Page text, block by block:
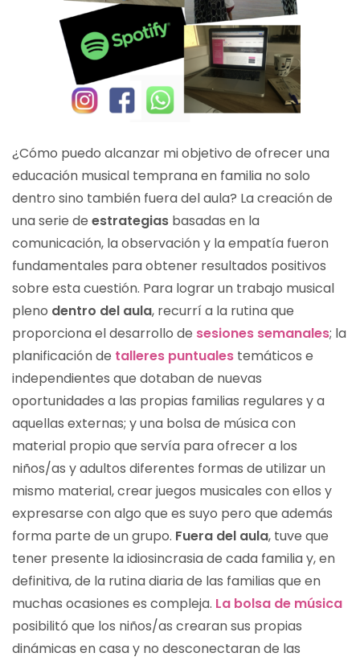
¿Cómo puedo alcanzar mi objetivo de ofrecer una
educación musical temprana en familia no solo
dentro sino también fuera del aula? La creación de
una serie de estrategias basadas en la
comunicación, la observación y la empatía fueron
fundamentales para obtener resultados positivos
sobre esta cuestión. Para lograr un trabajo musical
pleno dentro del aula, recurrí a la rutina que
proporciona el desarrollo de sesiones semanales; la
planificación de talleres puntuales temáticos e
independientes que dotaban de nuevas
oportunidades a las propias familias regulares y a
aquellas externas; y una bolsa de música con
material propio que servía para ofrecer a los
niños/as y adultos diferentes formas de utilizar un
mismo material, crear juegos musicales con ellos y
expresarse con algo que es suyo pero que además
forma parte de un grupo. Fuera del aula, tuve que
tener presente la idiosincrasia de cada familia y, en
definitiva, de la rutina diaria de las familias que en
muchas ocasiones es compleja. La bolsa de música
posibilitó que los niños/as crearan sus propias
dinámicas en casa y no desconectaran de las